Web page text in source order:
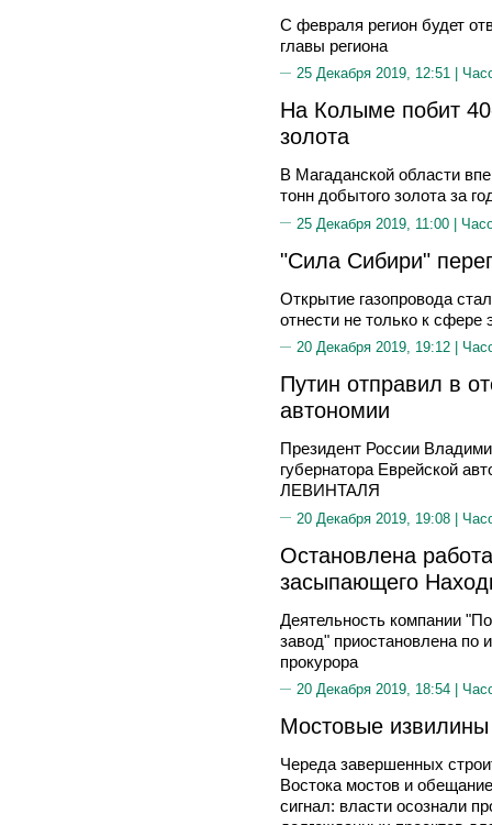
С февраля регион будет
главы региона
25 Декабря 2019, 12:51 |
На Колыме побит
золота
В Магаданской области
тонн добытого золота за
25 Декабря 2019, 11:00 |
"Сила Сибири"
Открытие газопровода
отнести не только к сфере
20 Декабря 2019, 19:12 |
Путин отправил в
автономии
Президент России
губернатора Еврейской
ЛЕВИНТАЛЯ
20 Декабря 2019, 19:08 |
Остановлена
засыпающего
Деятельность компании
завод" приостановлена по
прокурора
20 Декабря 2019, 18:54 |
Мостовые извилины
Череда завершенных
Востока мостов и
сигнал: власти осознали